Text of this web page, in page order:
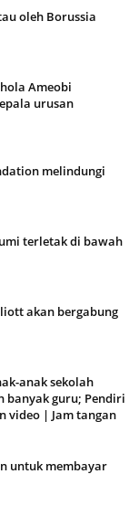
oleh Borussia
Ameobi
urusan
melindungi
terletak di bawah
akan bergabung
anak sekolah
banyak guru; Pendiri
video | Jam tangan
untuk membayar